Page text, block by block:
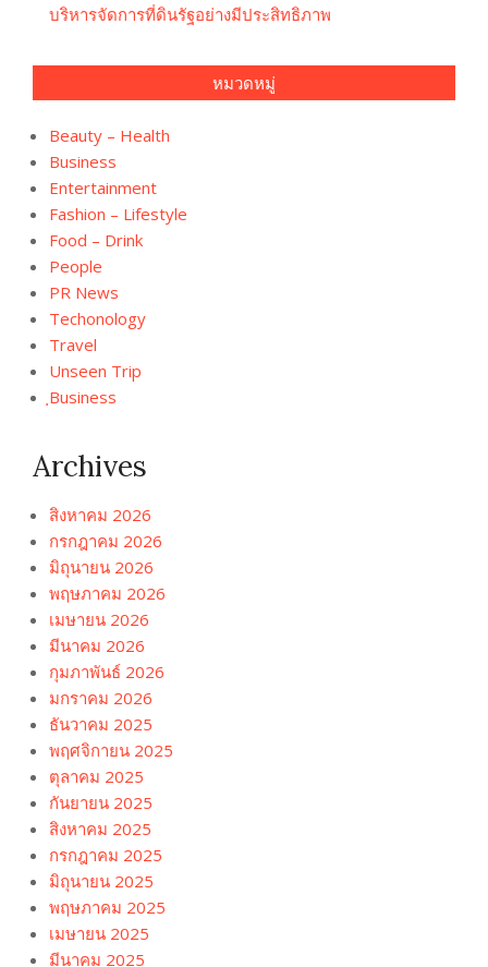
บริหารจัดการที่ดินรัฐอย่างมีประสิทธิภาพ
หมวดหมู่
Beauty – Health
Business
Entertainment
Fashion – Lifestyle
Food – Drink
People
PR News
Techonology
Travel
Unseen Trip
ฺBusiness
Archives
สิงหาคม 2026
กรกฎาคม 2026
มิถุนายน 2026
พฤษภาคม 2026
เมษายน 2026
มีนาคม 2026
กุมภาพันธ์ 2026
มกราคม 2026
ธันวาคม 2025
พฤศจิกายน 2025
ตุลาคม 2025
กันยายน 2025
สิงหาคม 2025
กรกฎาคม 2025
มิถุนายน 2025
พฤษภาคม 2025
เมษายน 2025
มีนาคม 2025